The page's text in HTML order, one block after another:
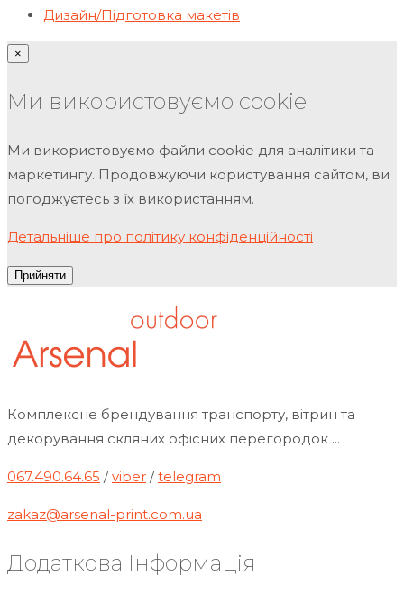
Дизайн/Підготовка макетів
×
Ми використовуємо cookie
Ми використовуємо файли cookie для аналітики та
маркетингу. Продовжуючи користування сайтом, ви
погоджуєтесь з їх використанням.
Детальніше про політику конфіденційності
Прийняти
Комплексне брендування транспорту, вітрин та
декорування скляних офісних перегородок ...
067.490.64.65 /viber /telegram
zakaz@arsenal-print.com.ua
Додаткова Інформація